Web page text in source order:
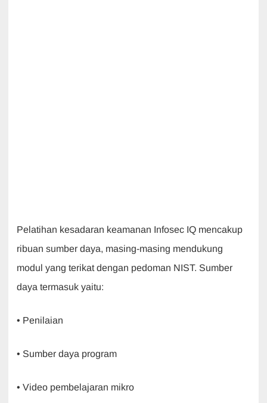
Pelatihan kesadaran keamanan Infosec IQ mencakup
ribuan sumber daya, masing-masing mendukung
modul yang terikat dengan pedoman NIST. Sumber
daya termasuk yaitu:
• Penilaian
• Sumber daya program
• Video pembelajaran mikro